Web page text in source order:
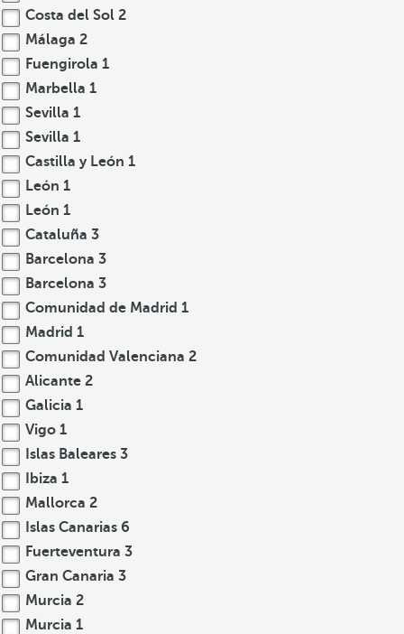
Costa del Sol 2
Málaga 2
Fuengirola 1
Marbella 1
Sevilla 1
Sevilla 1
Castilla y León 1
León 1
León 1
Cataluña 3
Barcelona 3
Barcelona 3
Comunidad de Madrid 1
Madrid 1
Comunidad Valenciana 2
Alicante 2
Galicia 1
Vigo 1
Islas Baleares 3
Ibiza 1
Mallorca 2
Islas Canarias 6
Fuerteventura 3
Gran Canaria 3
Murcia 2
Murcia 1